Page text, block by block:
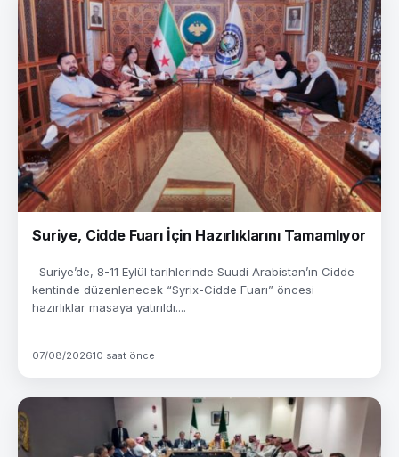
Suriye, Cidde Fuarı İçin Hazırlıklarını Tamamlıyor
Suriye’de, 8-11 Eylül tarihlerinde Suudi Arabistan’ın Cidde
kentinde düzenlenecek “Syrix-Cidde Fuarı” öncesi
hazırlıklar masaya yatırıldı....
07/08/202610 saat önce